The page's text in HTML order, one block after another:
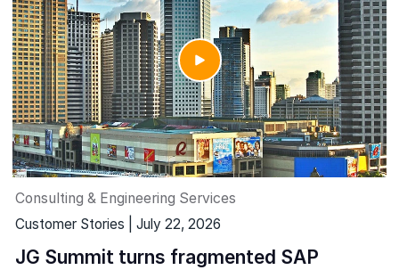
Consulting & Engineering Services
Customer Stories | July 22, 2026
JG Summit turns fragmented SAP